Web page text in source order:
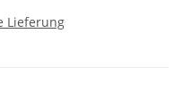
Lieferung